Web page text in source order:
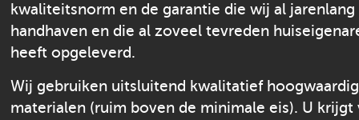
kwaliteitsnorm en de garantie die wij al jarenlang
handhaven en die al zoveel tevreden
heeft opgeleverd.
Wij gebruiken uitsluitend kwalitatief
materialen (ruim boven de minimale eis). U krijgt